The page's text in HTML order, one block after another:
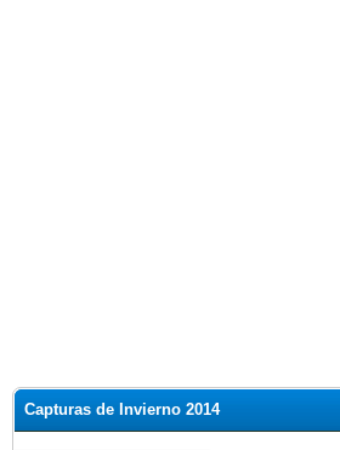
Capturas de Invierno 2014